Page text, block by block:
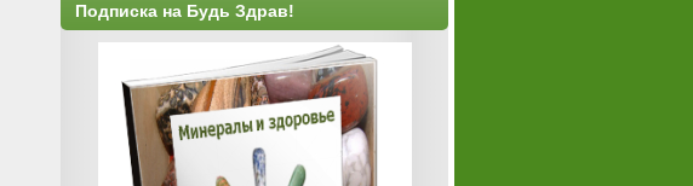
Подписка на Будь Здрав!